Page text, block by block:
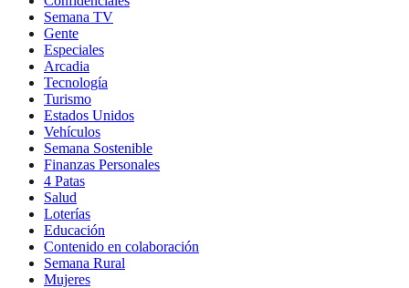
Semana TV
Gente
Especiales
Arcadia
Tecnología
Turismo
Estados Unidos
Vehículos
Semana Sostenible
Finanzas Personales
4 Patas
Salud
Loterías
Educación
Contenido en colaboración
Semana Rural
Mujeres